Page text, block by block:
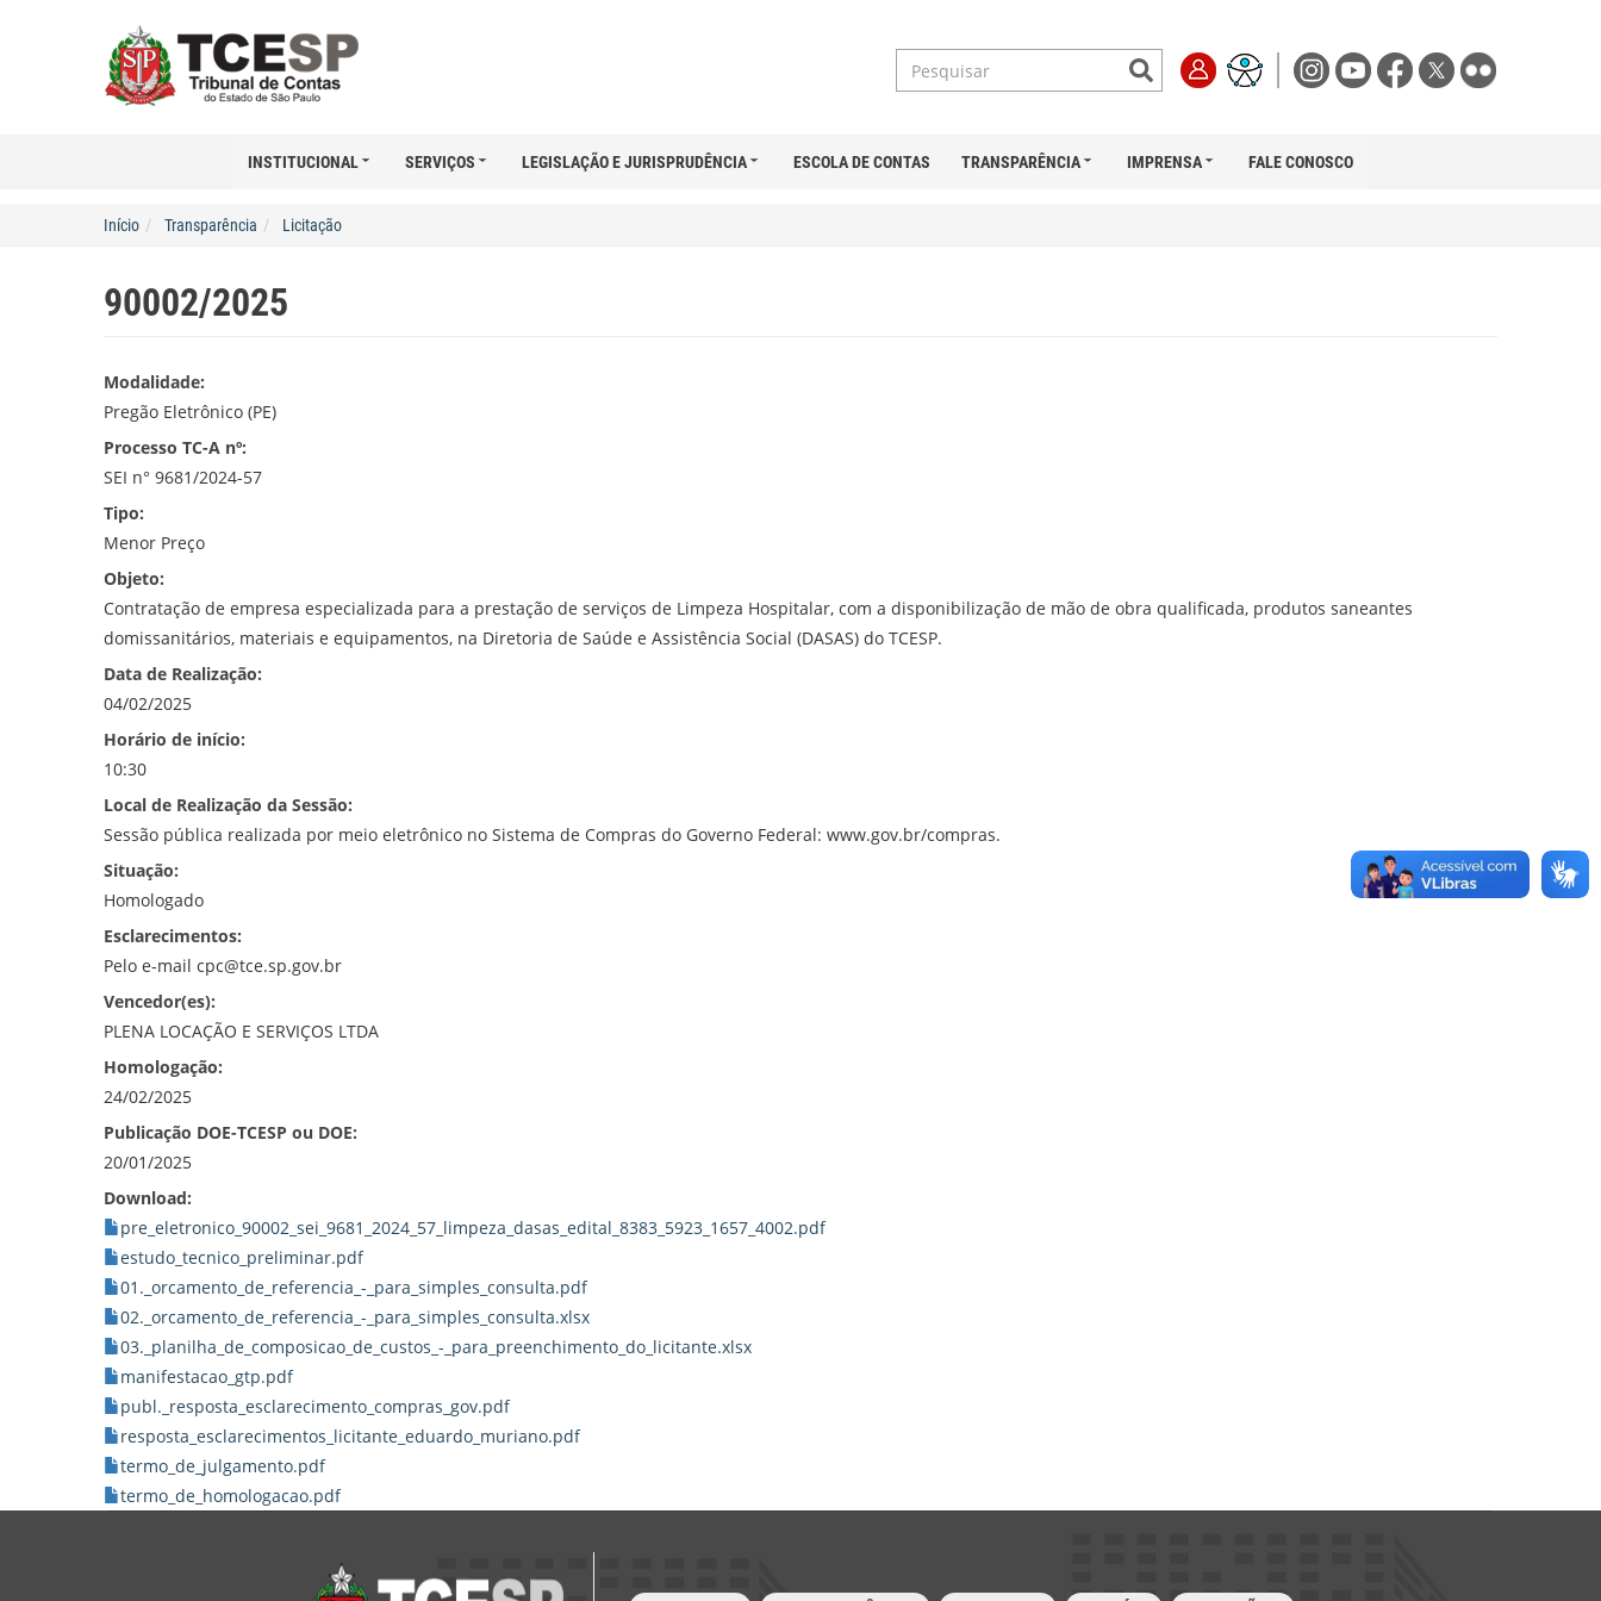
INSTITUCIONAL SERVIÇOS LEGISLAÇÃO E JURISPRUDÊNCIA ESCOLA DE CONTAS TRANSPARÊNCIA IMPRENSA FALE CONOSCO
Início Transparência Licitação
90002/2025
Modalidade:
Pregão Eletrônico (PE)
Processo TC-A nº:
SEI n° 9681/2024-57
Tipo:
Menor Preço
Objeto:
Contratação de empresa especializada para a prestação de serviços de Limpeza Hospitalar, com a disponibilização de mão de obra qualificada, produtos saneantes
domissanitários, materiais e equipamentos, na Diretoria de Saúde e Assistência Social (DASAS) do TCESP.
Data de Realização:
04/02/2025
Horário de início:
10:30
Local de Realização da Sessão:
Sessão pública realizada por meio eletrônico no Sistema de Compras do Governo Federal: www.gov.br/compras.
Situação:
Homologado
Esclarecimentos:
Pelo e-mail cpc@tce.sp.gov.br
Vencedor(es):
PLENA LOCAÇÃO E SERVIÇOS LTDA
Homologação:
24/02/2025
Publicação DOE-TCESP ou DOE:
20/01/2025
Download:
pre_eletronico_90002_sei_9681_2024_57_limpeza_dasas_edital_8383_5923_1657_4002.pdf
estudo_tecnico_preliminar.pdf
01._orcamento_de_referencia_-_para_simples_consulta.pdf
02._orcamento_de_referencia_-_para_simples_consulta.xlsx
03._planilha_de_composicao_de_custos_-_para_preenchimento_do_licitante.xlsx
manifestacao_gtp.pdf
publ._resposta_esclarecimento_compras_gov.pdf
resposta_esclarecimentos_licitante_eduardo_muriano.pdf
termo_de_julgamento.pdf
termo_de_homologacao.pdf